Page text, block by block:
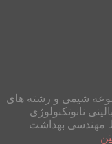
شیمی و رشته های
نانوتکنولوژی
بهداشت